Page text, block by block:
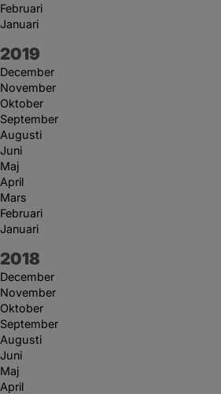
Februari
Januari
År:
2019
December
November
Oktober
September
Augusti
Juni
Maj
April
Mars
Februari
Januari
År:
2018
December
November
Oktober
September
Augusti
Juni
Maj
April